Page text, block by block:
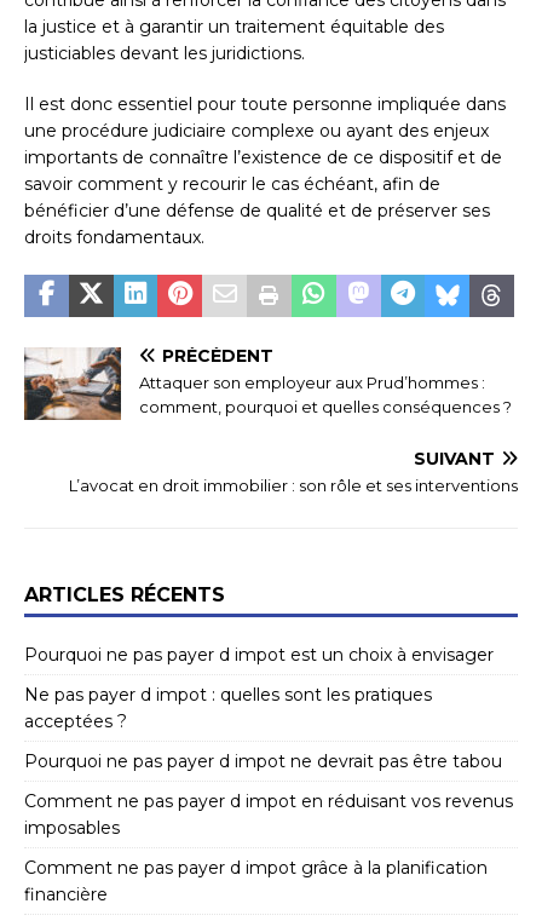
la justice et à garantir un traitement équitable des
justiciables devant les juridictions.
Il est donc essentiel pour toute personne impliquée dans
une procédure judiciaire complexe ou ayant des enjeux
importants de connaître l’existence de ce dispositif et de
savoir comment y recourir le cas échéant, afin de
bénéficier d’une défense de qualité et de préserver ses
droits fondamentaux.
PRÉCÉDENT
Attaquer son employeur aux Prud’hommes :
comment, pourquoi et quelles conséquences ?
SUIVANT
L’avocat en droit immobilier : son rôle et ses interventions
ARTICLES RÉCENTS
Pourquoi ne pas payer d impot est un choix à envisager
Ne pas payer d impot : quelles sont les pratiques
acceptées ?
Pourquoi ne pas payer d impot ne devrait pas être tabou
Comment ne pas payer d impot en réduisant vos revenus
imposables
Comment ne pas payer d impot grâce à la planification
financière